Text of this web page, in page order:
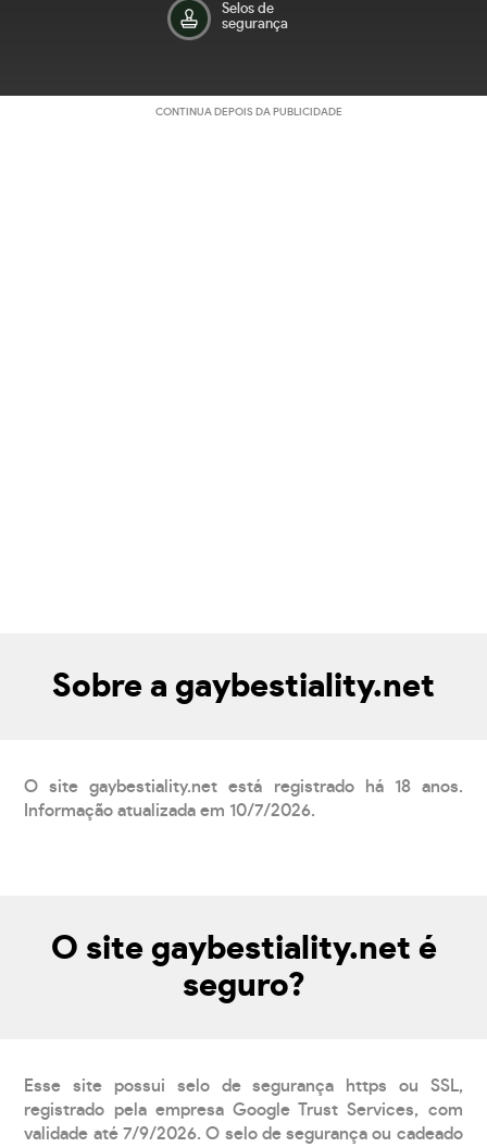
Selos de
segurança
CONTINUA DEPOIS DA PUBLICIDADE
Sobre a gaybestiality.net
O site gaybestiality.net está registrado há 18 anos.
Informação atualizada em 10/7/2026.
O site gaybestiality.net é
seguro?
Esse site possui selo de segurança https ou SSL,
registrado pela empresa Google Trust Services, com
validade até 7/9/2026. O selo de segurança ou cadeado